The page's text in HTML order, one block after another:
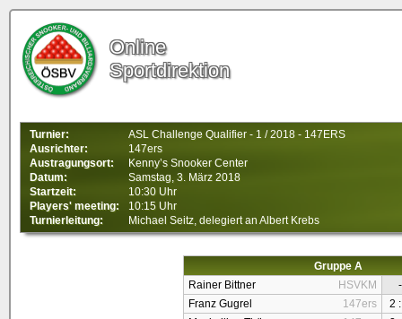
Online
Sportdirektion
Turnier:
ASL Challenge Qualifier - 1 / 2018 - 147ERS
Ausrichter:
147ers
Austragungsort:
Kenny’s Snooker Center
Datum:
Samstag, 3. März 2018
Startzeit:
10:30 Uhr
Players' meeting:
10:15 Uhr
Turnierleitung:
Michael Seitz, delegiert an Albert Krebs
Gruppe A
Rainer Bittner
HSVKM
-
Franz Gugrel
147ers
2